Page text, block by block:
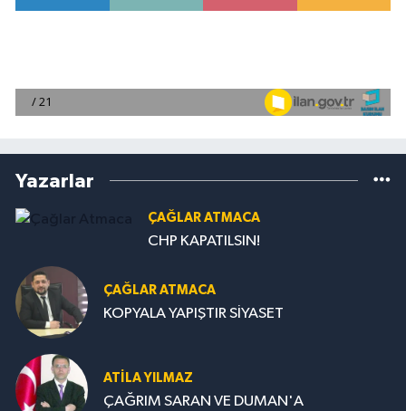
Yazarlar
ÇAĞLAR ATMACA
CHP KAPATILSIN!
ÇAĞLAR ATMACA
KOPYALA YAPIŞTIR SİYASET
ATILA YILMAZ
ÇAĞRIM SARAN VE DUMAN'A